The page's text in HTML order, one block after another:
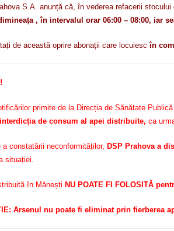
S.A. anunță că, în vederea refacerii
, în intervalul orar 06:00 – 08:00, iar
de această oprire abonații care locuiescîn
primite de la Direcția de Sănătate
de consum al apei distribuite, ca
a constatării neconformităților, DSP Prahova a
situației.
în Mănești NU POATE FI FOLOSITĂ
Arsenul nu poate fi eliminat prin fierberea